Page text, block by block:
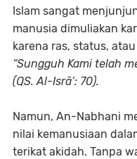
Islam sangat
manusia dimuliakan
karena ras, status,
“Sungguh Kami telah
(QS. Al-Isrā’: 70).
Namun, An-Nabhani
nilai kemanusiaan
terikat akidah. Tanpa